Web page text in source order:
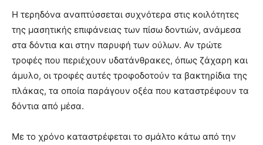
Η τερηδόνα αναπτύσσεται συχνότερα στις κοιλότητες
της μασητικής επιφάνειας των πίσω δοντιών, ανάμεσα
στα δόντια και στην παρυφή των ούλων. Αν τρώτε
τροφές που περιέχουν υδατάνθρακες, όπως ζάχαρη και
άμυλο, οι τροφές αυτές τροφοδοτούν τα βακτηρίδια της
πλάκας, τα οποία παράγουν οξέα που καταστρέφουν τα
δόντια από μέσα.
Με το χρόνο καταστρέφεται το σμάλτο κάτω από την